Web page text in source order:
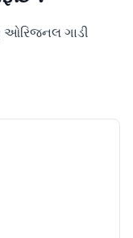
ઓરિજનલ ગાડી